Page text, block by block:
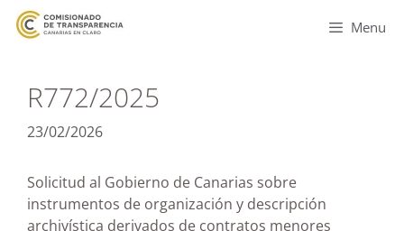
Menu
R772/2025
23/02/2026
Solicitud al Gobierno de Canarias sobre
instrumentos de organización y descripción
archivística derivados de contratos menores